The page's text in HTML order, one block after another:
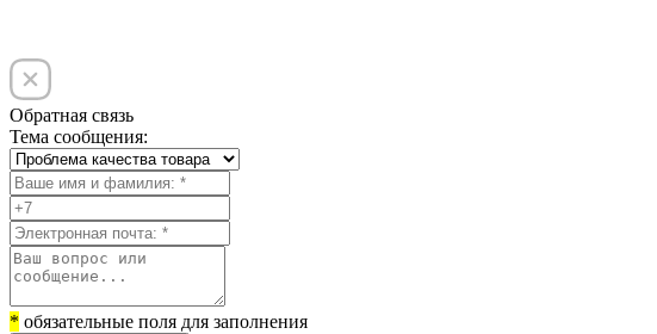
Обратная связь
Тема сообщения:
* обязательные поля для заполнения